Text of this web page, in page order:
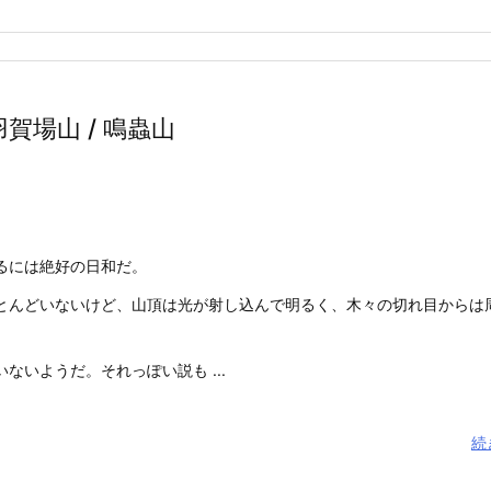
場山 / 鳴蟲山
は絶好の日和だ。
んどいないけど、山頂は光が射し込んで明るく、木々の切れ目からは
ないようだ。それっぽい説も ...
続